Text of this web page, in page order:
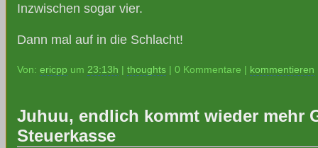
Inzwischen sogar vier.
Dann mal auf in die Schlacht!
Von: ericpp um 23:13h thoughts | 0 Kommentare | kommentieren
Juhuu, endlich kommt wieder mehr
Steuerkasse